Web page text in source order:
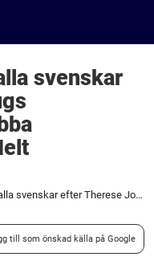
svenskar
Norska utspelet till alla svenskar efter Therese Johaugs supercomeback – Ebba Anderssons svar: "Helt annorlunda"
till som önskad källa på Google